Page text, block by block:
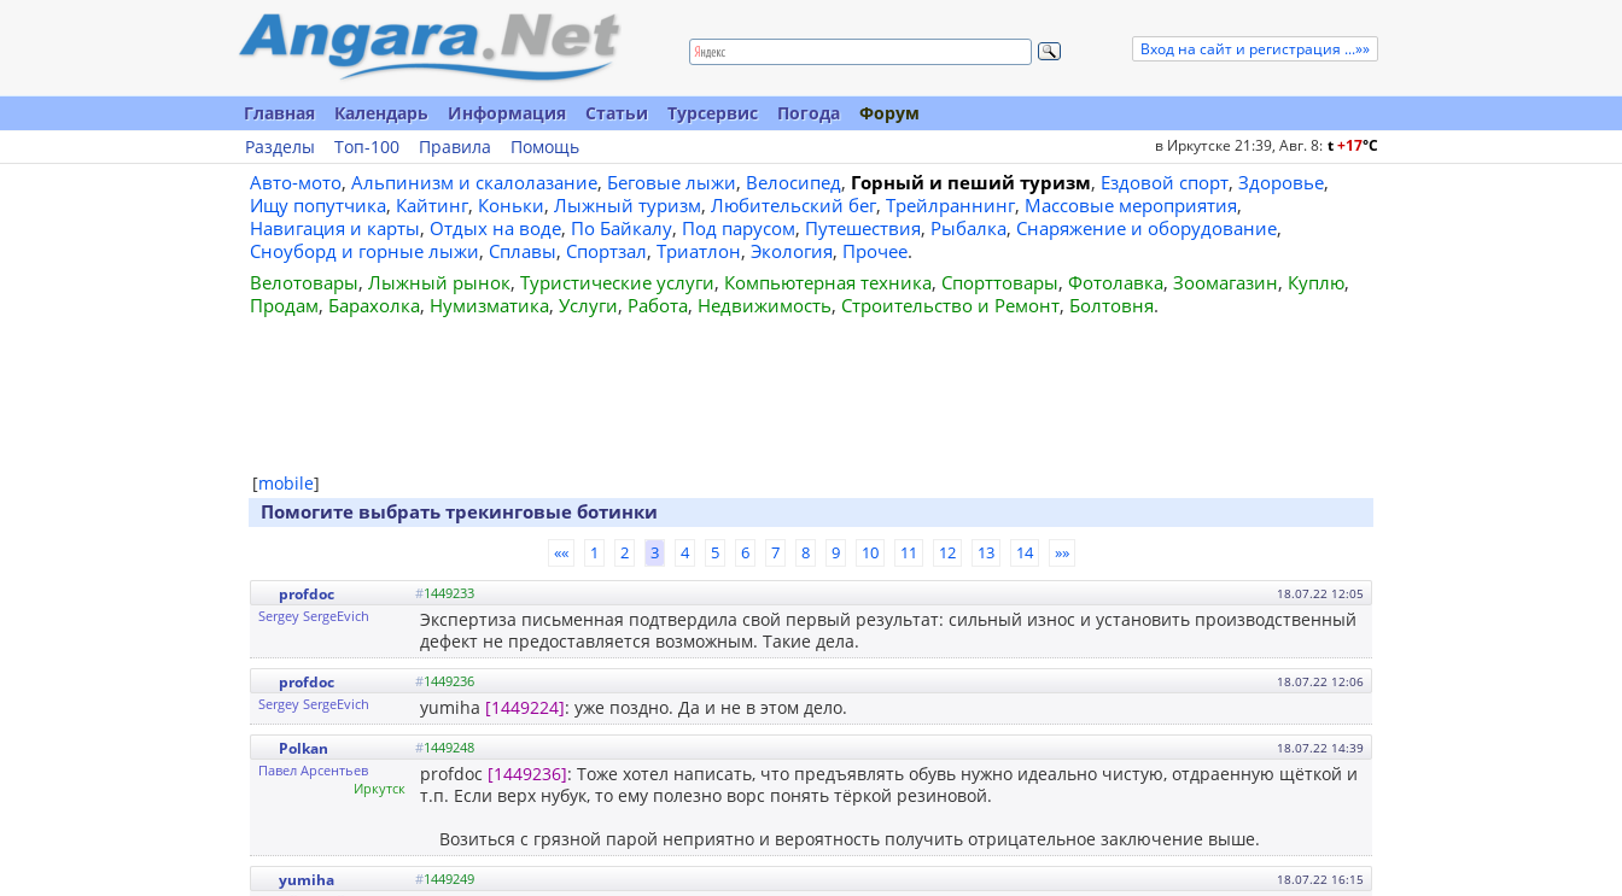
Вход на сайт и регистрация ...»»
Главная Календарь Информация Статьи Турсервис Погода
Форум
Разделы
Топ-100 Правила Помощь в Иркутске 21:39, Авг. 8: t+17°C
Авто-мото, Альпинизм и скалолазание, Беговые лыжи, Велосипед, Горный и пеший туризм, Ездовой спорт, Здоровье,
Ищу попутчика, Кайтинг, Коньки, Лыжный туризм, Любительский бег, Трейлраннинг, Массовые мероприятия,
Навигация и карты, Отдых на воде, По Байкалу, Под парусом, Путешествия, Рыбалка, Снаряжение и оборудование,
Сноуборд и горные лыжи, Сплавы, Спортзал, Триатлон, Экология, Прочее.
Велотовары, Лыжный рынок, Туристические услуги, Компьютерная техника, Спорттовары, Фотолавка, Зоомагазин, Куплю,
Продам, Барахолка, Нумизматика, Услуги, Работа, Недвижимость, Строительство и Ремонт, Болтовня.
[mobile]
Помогите выбрать трекинговые ботинки
«« 1 2 3 4 5 6 7 8 9 10 11 12 13 14 »»
18.07.22 12:05
profdoc #1449233
Sergey SergeEvich
Экспертиза письменная подтвердила свой первый результат: сильный износ и установить производственный
дефект не предоставляется возможным. Такие дела.
18.07.22 12:06
profdoc #1449236
Sergey SergeEvich
yumiha [1449224]: уже поздно. Да и не в этом дело.
18.07.22 14:39
Polkan #1449248
Павел Арсентьев
Иркутск
profdoc [1449236]: Тоже хотел написать, что предъявлять обувь нужно идеально чистую, отдраенную щёткой и
т.п. Если верх нубук, то ему полезно ворс понять тёркой резиновой.
Возиться с грязной парой неприятно и вероятность получить отрицательное заключение выше.
18.07.22 16:15
yumiha #1449249